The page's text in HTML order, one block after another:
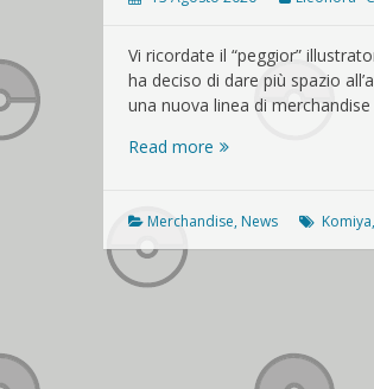
Vi ricordate il “peggior”
ha deciso di dare più spazio
una nuova linea di
Read more Arriva
linea
di
Merchandise, News Komiya,